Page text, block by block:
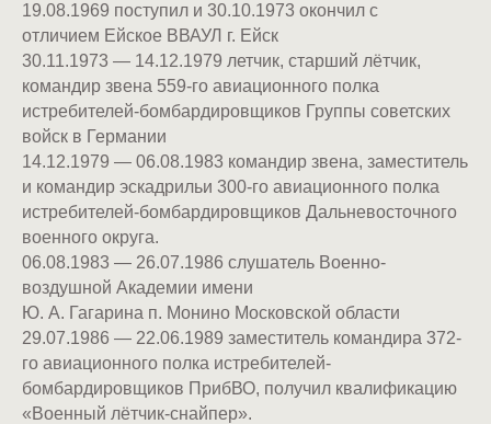
19.08.1969 поступил и 30.10.1973 окончил с
отличием Ейское ВВАУЛ г. Ейск
30.11.1973 — 14.12.1979 летчик, старший лётчик,
командир звена 559-го авиационного полка
истребителей-бомбардировщиков Группы советских
войск в Германии
14.12.1979 — 06.08.1983 командир звена, заместитель
и командир эскадрильи 300-го авиационного полка
истребителей-бомбардировщиков Дальневосточного
военного округа.
06.08.1983 — 26.07.1986 слушатель Военно-
воздушной Академии имени
Ю. А. Гагарина п. Монино Московской области
29.07.1986 — 22.06.1989 заместитель командира 372-
го авиационного полка истребителей-
бомбардировщиков ПрибВО, получил квалификацию
«Военный лётчик-снайпер».